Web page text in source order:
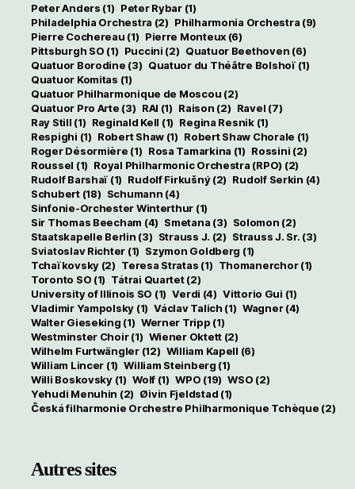
Peter Anders (1) Peter Rybar(1)
Philadelphia Orchestra (2) Philharmonia Orchestra (9)
Pierre Cochereau (1) Pierre Monteux (6)
Pittsburgh SO (1) Puccini (2) Quatuor Beethoven (6)
Quatuor Borodine (3) Quatuor du Théâtre Bolshoï(1)
Quatuor Komitas (1)
Quatuor Philharmonique de Moscou (2)
Quatuor Pro Arte (3) RAI (1) Raison (2) Ravel (7)
Ray Still (1) Reginald Kell (1) Regina Resnik(1)
Respighi (1) Robert Shaw(1) Robert Shaw Chorale (1)
Roger Désormière (1) Rosa Tamarkina (1) Rossini (2)
Roussel (1) Royal Philharmonic Orchestra (RPO) (2)
Rudolf Barshaï (1) Rudolf Firkušný(2) Rudolf Serkin (4)
Schubert(18) Schumann (4)
Sinfonie-Orchester Winterthur (1)
Sir Thomas Beecham (4) Smetana (3) Solomon (2)
Staatskapelle Berlin (3) Strauss J. (2) Strauss J. Sr. (3)
Sviatoslav Richter (1) Szymon Goldberg (1)
Tchaïkovsky(2) Teresa Stratas (1) Thomanerchor(1)
Toronto SO (1) Tátrai Quartet(2)
University of Illinois SO (1) Verdi (4) Vittorio Gui (1)
Vladimir Yampolsky (1) Václav Talich (1) Wagner(4)
Walter Gieseking (1) Werner Tripp (1)
Westminster Choir(1) Wiener Oktett (2)
Wilhelm Furtwängler(12) William Kapell (6)
William Lincer (1) William Steinberg (1)
Willi Boskovsky(1) Wolf(1) WPO (19) WSO (2)
Yehudi Menuhin (2) Øivin Fjeldstad (1)
Česká filharmonie Orchestre Philharmonique Tchèque (2)
Autres sites